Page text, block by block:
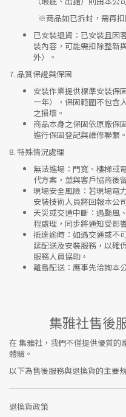
※商品如已拆封，需再
已安裝退貨 ：已安裝且因
裝內容，可能需扣除整新
外）。
7. 品質保證與保固
安裝作業提供標準安裝保
一年），保固範圍不包含
之損壞。
商品本身之保固依原廠保
進行保固登記與維修聯繫。
8. 特殊情況處理
無法進場 ：門寬、樓梯或
代方案，並與客戶協商後
現場安全風險 ： 若現場電
安裝技術人員將回報本公
天災或交通中斷 ：遇颱風
程處理，同步將通知受影
抵達逾時 ：如遇交通或不
延配送及安裝服務，以確
服務人員協助。
離島配送 ：應事先洽詢本
集雅社售後
在集雅社 ，我們不僅提供優質
體驗。
以下為售後服務與退換貨的主要
退換貨政策